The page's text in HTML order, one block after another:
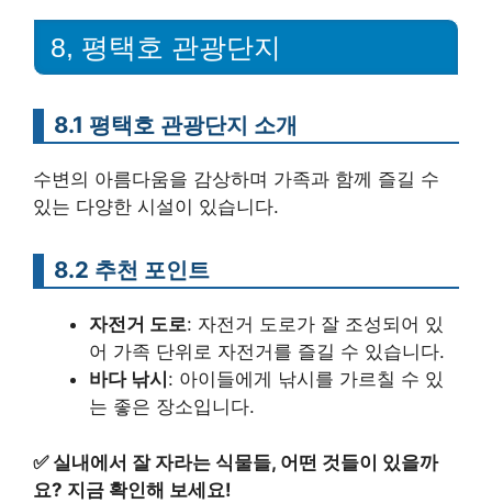
8, 평택호 관광단지
8.1 평택호 관광단지 소개
수변의 아름다움을 감상하며 가족과 함께 즐길 수
있는 다양한 시설이 있습니다.
8.2 추천 포인트
자전거 도로: 자전거 도로가 잘 조성되어 있
어 가족 단위로 자전거를 즐길 수 있습니다.
바다 낚시 : 아이들에게 낚시를 가르칠 수 있
는 좋은 장소입니다.
✅ 실내에서 잘 자라는 식물들, 어떤 것들이 있을까
요? 지금 확인해 보세요!